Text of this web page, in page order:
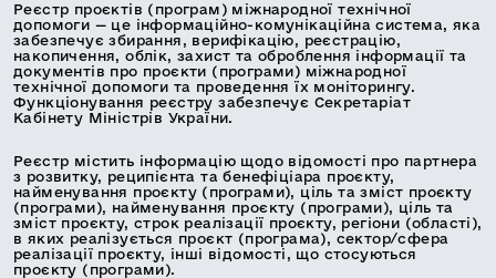
Реєстр проєктів (програм) міжнародної технічної
допомоги — це інформаційно-комунікаційна система, яка
забезпечує збирання, верифікацію, реєстрацію,
накопичення, облік, захист та оброблення інформації та
документів про проєкти (програми) міжнародної
технічної допомоги та проведення їх моніторингу.
Функціонування реєстру забезпечує Секретаріат
Кабінету Міністрів України.
Реєстр містить інформацію щодо відомості про партнера
з розвитку, реципієнта та бенефіціара проєкту,
найменування проєкту (програми), ціль та зміст проєкту
(програми), найменування проєкту (програми), ціль та
зміст проєкту, строк реалізації проєкту, регіони (області),
в яких реалізується проєкт (програма), сектор/сфера
реалізації проєкту, інші відомості, що стосуються
проєкту (програми).